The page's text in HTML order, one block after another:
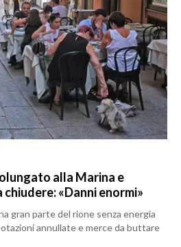
alla Marina e
«Danni enormi»
gran parte del rione senza energia
annullate e merce da buttare